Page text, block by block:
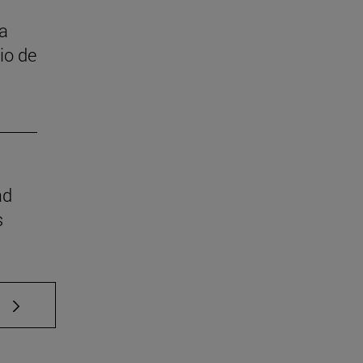
de
TAB para desplazarse.